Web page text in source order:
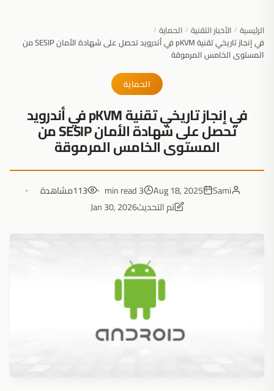
الرئيسية / الأخبار التقنية / الحماية /
في إنجاز تاريخي تقنية pKVM في أندرويد تحصل على شهادة الأمان SESIP من
المستوى الخامس المرموقة
الحماية
في إنجاز تاريخي تقنية pKVM في أندرويد
تحصل على شهادة الأمان SESIP من
المستوى الخامس المرموقة
Sami
Aug 18, 2025
3 min read
113مشاهدة
تم التحديثJan 30, 2026